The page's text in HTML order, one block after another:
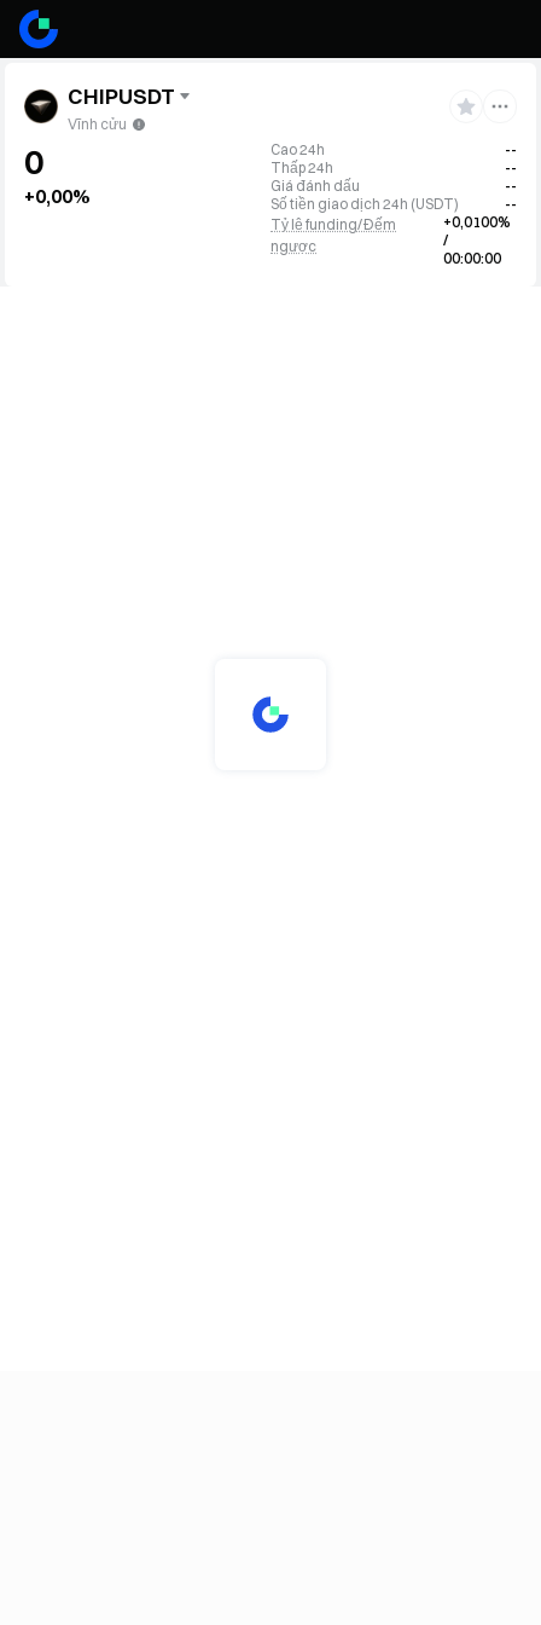
CHIPUSDT
Vĩnh cửu
0
+0,00%
Cao 24h
--
Thấp 24h
--
Giá đánh dấu
--
Số tiền giao dịch 24h (USDT)
--
Tỷ lệ funding/Đếm
ngược
+0,0100%
/
00:00:00